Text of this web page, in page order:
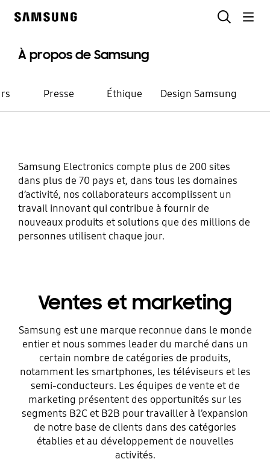
À propos de Samsung
Presse Éthique Design Samsung
Faites
progresser votre
carrière vers de
sommets
Samsung Electronics compte plus de 200 sites
dans plus de 70 pays et, dans tous les domaines
d’activité, nos collaborateurs accomplissent un
travail innovant qui contribue à fournir de
nouveaux produits et solutions que des millions de
personnes utilisent chaque jour.
Ventes et marketing
Samsung est une marque reconnue dans le monde
entier et nous sommes leader du marché dans un
certain nombre de catégories de produits,
notamment les smartphones, les téléviseurs et les
semi-conducteurs. Les équipes de vente et de
marketing présentent des opportunités sur les
segments B2C et B2B pour travailler à l’expansion
de notre base de clients dans des catégories
établies et au développement de nouvelles
activités.